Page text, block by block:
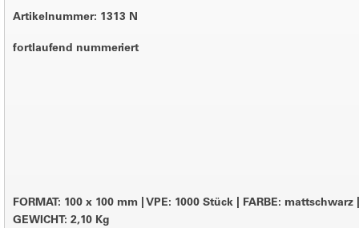
Artikelnummer: 1313 N
fortlaufend nummeriert
FORMAT: 100 x 100 mm VPE: 1000 Stück FARBE: mattschwarz
GEWICHT: 2,10 Kg